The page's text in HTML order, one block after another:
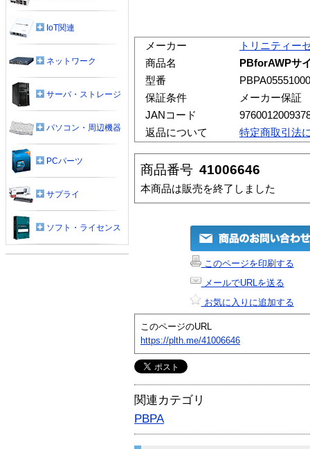
メーカー
トリニティー
商品名
PBforAWPサ
型番
PBPA05551000
保証条件
メーカー保証
JANコード
返品について
特定商取引法
商品番号 41006646
本商品は販売を終了しました
このページを印刷する
メールでURLを送る
お気に入りに追加する
このページのURL
https://plth.me/41006646
関連カテゴリ
PBPA
IoT関連
ネットワーク
サーバ・ストレージ
パソコン・周辺機器
PCパーツ
サプライ
ソフト・ライセンス